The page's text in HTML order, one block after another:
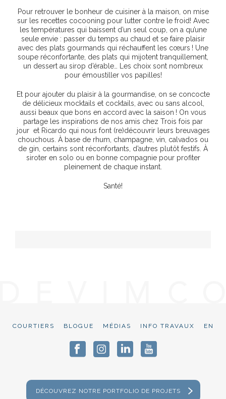
Pour retrouver le bonheur de cuisiner à la maison, on mise
sur les recettes cocooning pour lutter contre le froid! Avec
les températures qui baissent d’un seul coup, on a qu’une
seule envie : passer du temps au chaud et se faire plaisir
avec des plats gourmands qui réchauffent les cœurs ! Une
soupe réconfortante, des plats qui mijotent tranquillement,
un dessert au sirop d’érable… Les choix sont nombreux
pour émoustiller vos papilles!
Et pour ajouter du plaisir à la gourmandise, on se concocte
de délicieux mocktails et cocktails, avec ou sans alcool,
aussi beaux que bons en accord avec la saison ! On vous
partage les inspirations de nos amis chez Trois fois par
jour et Ricardo qui nous font (re)découvrir leurs breuvages
chouchous. À base de rhum, champagne, vin, calvados ou
de gin, certains sont réconfortants, d’autres plutôt festifs. À
siroter en solo ou en bonne compagnie pour profiter
pleinement de chaque instant.
Santé!
COURTIERS BLOGUE MÉDIAS INFO TRAVAUX EN
DÉCOUVREZ NOTRE PORTFOLIO DE PROJETS